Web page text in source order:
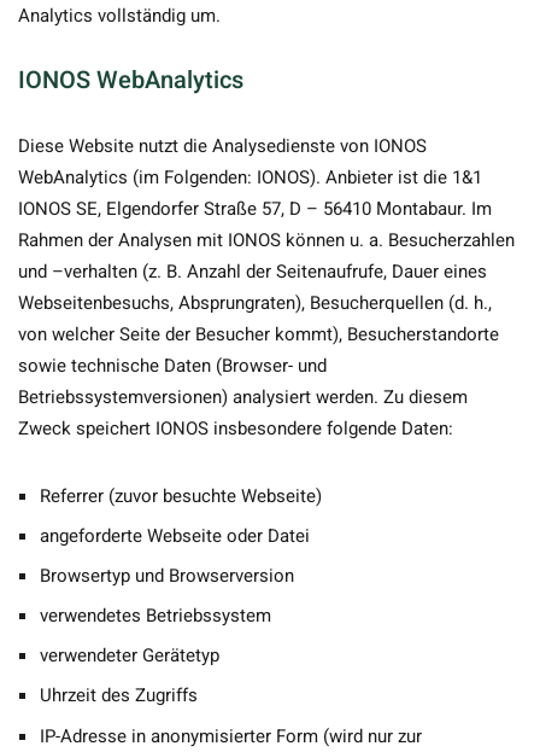
Analytics vollständig um.
IONOS WebAnalytics
Diese Website nutzt die Analysedienste von IONOS
WebAnalytics (im Folgenden: IONOS). Anbieter ist die 1&1
IONOS SE, Elgendorfer Straße 57, D – 56410 Montabaur. Im
Rahmen der Analysen mit IONOS können u. a. Besucherzahlen
und –verhalten (z. B. Anzahl der Seitenaufrufe, Dauer eines
Webseitenbesuchs, Absprungraten), Besucherquellen (d. h.,
von welcher Seite der Besucher kommt), Besucherstandorte
sowie technische Daten (Browser- und
Betriebssystemversionen) analysiert werden. Zu diesem
Zweck speichert IONOS insbesondere folgende Daten:
Referrer (zuvor besuchte Webseite)
angeforderte Webseite oder Datei
Browsertyp und Browserversion
verwendetes Betriebssystem
verwendeter Gerätetyp
Uhrzeit des Zugriffs
IP-Adresse in anonymisierter Form (wird nur zur